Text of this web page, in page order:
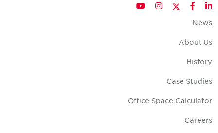
LinkedIn
Facebook
Twitter
Instagram
YouTube
News
About Us
History
Case Studies
Office Space Calculator
Careers